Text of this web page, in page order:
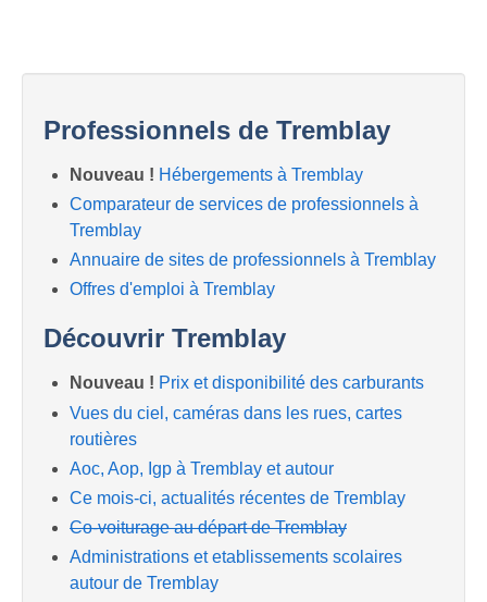
Professionnels de Tremblay
Nouveau ! Hébergements à Tremblay
Comparateur de services de professionnels à
Tremblay
Annuaire de sites de professionnels à Tremblay
Offres d'emploi à Tremblay
Découvrir Tremblay
Nouveau ! Prix et disponibilité des carburants
Vues du ciel, caméras dans les rues, cartes
routières
Aoc, Aop, Igp à Tremblay et autour
Ce mois-ci, actualités récentes de Tremblay
Co-voiturage au départ de Tremblay
Administrations et etablissements scolaires
autour de Tremblay